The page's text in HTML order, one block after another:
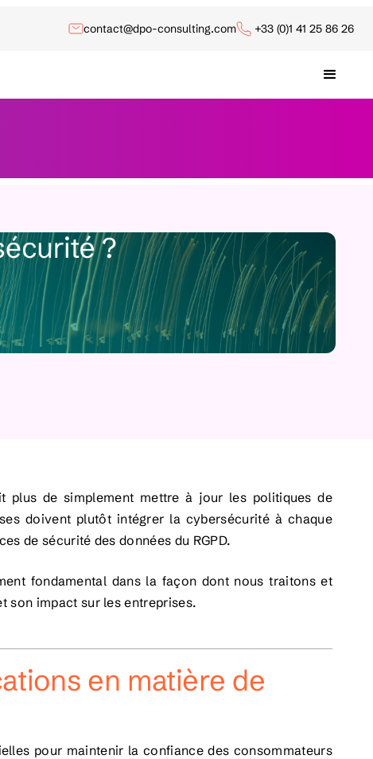
contact@dpo-consulting.com +33 (0)1 41 25 86 26
plus de simplement mettre à jour les politiques de
doivent plutôt intégrer la cybersécurité à chaque
de sécurité des données du RGPD.
fondamental dans la façon dont nous traitons et
son impact sur les entreprises.
en matière de
pour maintenir la confiance des consommateurs